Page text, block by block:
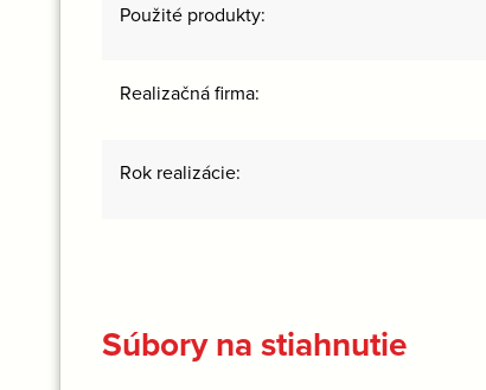
Použité produkty:
Realizačná firma:
Rok realizácie:
Súbory na stiahnutie